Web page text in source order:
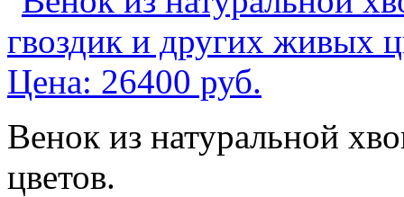
Венок из натуральной
цветов.